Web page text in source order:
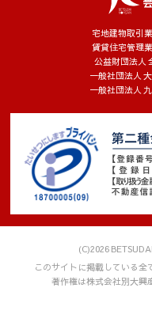
宅地建物取引
賃貸住宅管理
公益財団法人
一般社団法人
一般社団法人
(C)2026
このサイトに掲載している全
著作権は株式会社別大興